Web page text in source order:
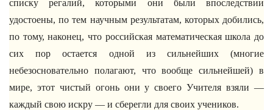
списку регалий, которыми они были впоследствии
удостоены, по тем научным результатам, которых добились,
по тому, наконец, что российская математическая школа до
сих пор остается одной из сильнейших (многие
небезосновательно полагают, что вообще сильнейшей) в
мире, этот чистый огонь они у своего Учителя взяли —
каждый свою искру — и сберегли для своих учеников.